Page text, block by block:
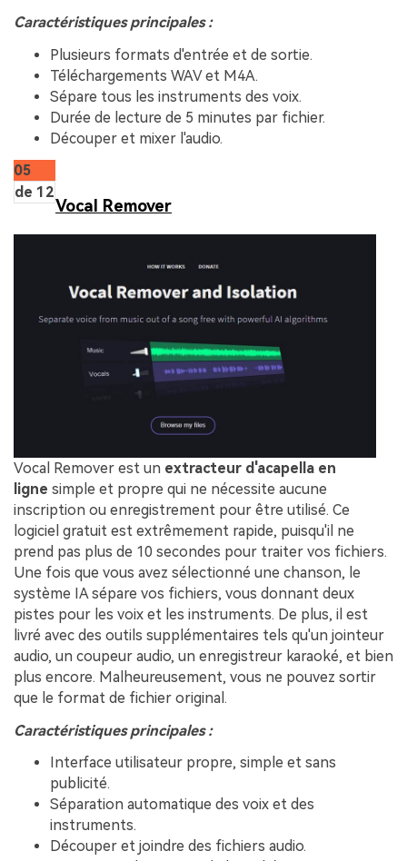
Caractéristiques principales :
Plusieurs formats d'entrée et de sortie.
Téléchargements WAV et M4A.
Sépare tous les instruments des voix.
Durée de lecture de 5 minutes par fichier.
Découper et mixer l'audio.
05
de 12
Vocal Remover
Vocal Remover est un extracteur d'acapella en
ligne simple et propre qui ne nécessite aucune
inscription ou enregistrement pour être utilisé. Ce
logiciel gratuit est extrêmement rapide, puisqu'il ne
prend pas plus de 10 secondes pour traiter vos fichiers.
Une fois que vous avez sélectionné une chanson, le
système IA sépare vos fichiers, vous donnant deux
pistes pour les voix et les instruments. De plus, il est
livré avec des outils supplémentaires tels qu'un jointeur
audio, un coupeur audio, un enregistreur karaoké, et bien
plus encore. Malheureusement, vous ne pouvez sortir
que le format de fichier original.
Caractéristiques principales :
Interface utilisateur propre, simple et sans
publicité.
Séparation automatique des voix et des
instruments.
Découper et joindre des fichiers audio.